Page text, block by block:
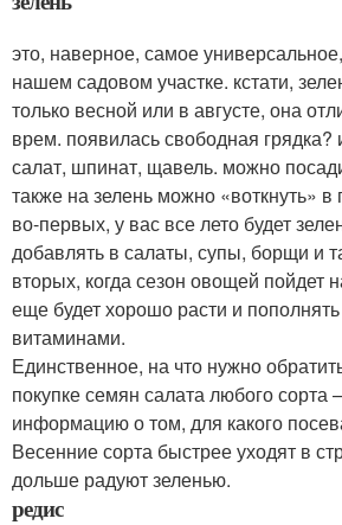
это, наверное, самое
нашем садовом участке. кстати,
только весной или в августе, она
врем. появилась свободная грядка?
салат, шпинат, щавель. можно
также на зелень можно «воткнуть» в
во-первых, у вас все лето будет
добавлять в салаты, супы, борщи и
вторых, когда сезон овощей пойдет
еще будет хорошо расти и
витаминами.
Единственное, на что нужно
покупке семян салата любого сорта
информацию о том, для какого
Весенние сорта быстрее уходят в
дольше радуют зеленью.
редис